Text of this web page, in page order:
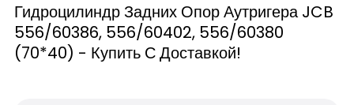
Гидроцилиндр Задних Опор Аутригера JCB
556/60386, 556/60402, 556/60380
(70*40) - Купить С Доставкой!